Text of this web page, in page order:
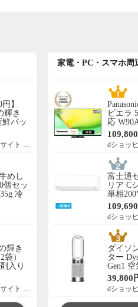
】
輝き
鮮パッ
低温
[食
アイリスオーヤマ公式通販サイト アイリスプラザ
めし
個セッ
冷
チオ
輝き
）
入り
スオ
アイリスオーヤマ公式通販サイト アイリスプラザ
家電・PC・スマホ周
ビエラ
応
Netflix
先渡し
55W90A
dショッ
富士通
リア C
単相
のみ 設
dショッ
ダイソ
ター
Gen1
ー/暖房
39,800
dショッ